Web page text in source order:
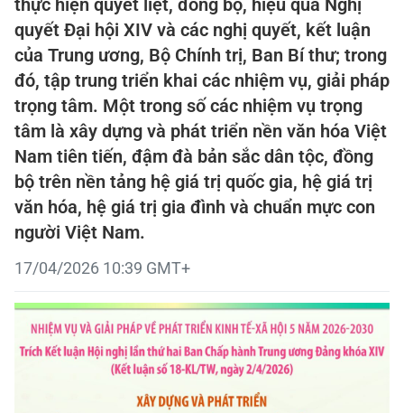
thực hiện quyết liệt, đồng bộ, hiệu quả Nghị
quyết Đại hội XIV và các nghị quyết, kết luận
của Trung ương, Bộ Chính trị, Ban Bí thư; trong
đó, tập trung triển khai các nhiệm vụ, giải pháp
trọng tâm. Một trong số các nhiệm vụ trọng
tâm là xây dựng và phát triển nền văn hóa Việt
Nam tiên tiến, đậm đà bản sắc dân tộc, đồng
bộ trên nền tảng hệ giá trị quốc gia, hệ giá trị
văn hóa, hệ giá trị gia đình và chuẩn mực con
người Việt Nam.
17/04/2026 10:39 GMT+